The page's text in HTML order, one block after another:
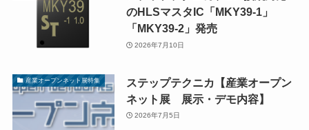
のHLSマスタIC「MKY39-1」
「MKY39-2」発売
2026年7月10日
産業オープンネット展特集
ステップテクニカ【産業オープン
ネット展 展示・デモ内容】
2026年7月5日